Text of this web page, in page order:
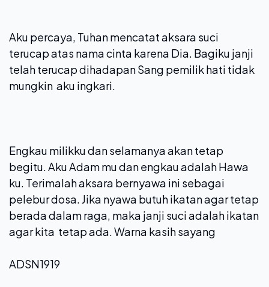
Aku percaya, Tuhan mencatat aksara suci
terucap atas nama cinta karena Dia. Bagiku janji
telah terucap dihadapan Sang pemilik hati tidak
mungkin aku ingkari.
Engkau milikku dan selamanya akan tetap
begitu. Aku Adam mu dan engkau adalah Hawa
ku. Terimalah aksara bernyawa ini sebagai
pelebur dosa. Jika nyawa butuh ikatan agar tetap
berada dalam raga, maka janji suci adalah ikatan
agar kita tetap ada. Warna kasih sayang
ADSN1919